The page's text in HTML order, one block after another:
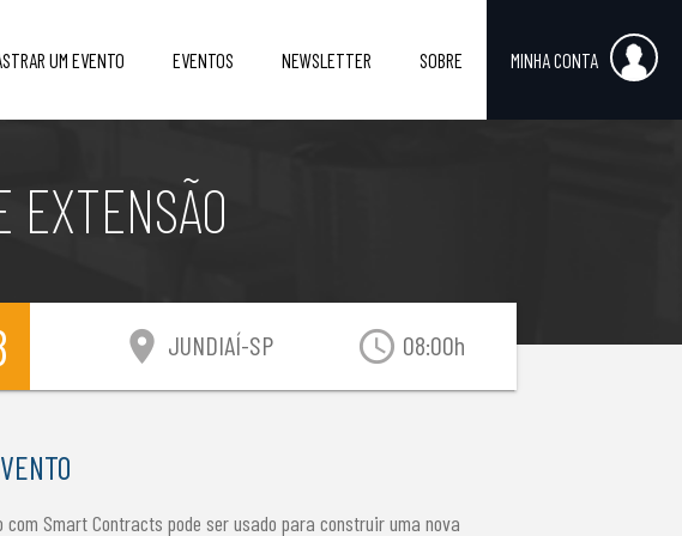
UM EVENTO EVENTOS NEWSLETTER SOBRE MINHA CONTA
access_time 08:00h
location_on JUNDIAÍ-SP
com Smart Contracts pode ser usado para construir uma nova